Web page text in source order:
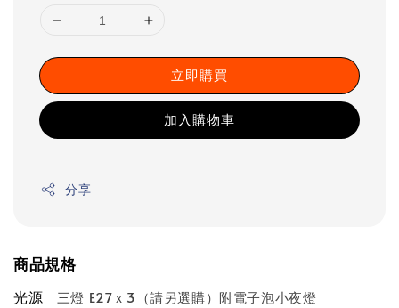
立即購買
加入購物車
分享
商品規格
光源
三燈 E27ｘ3（請另選購）附電子泡小夜燈